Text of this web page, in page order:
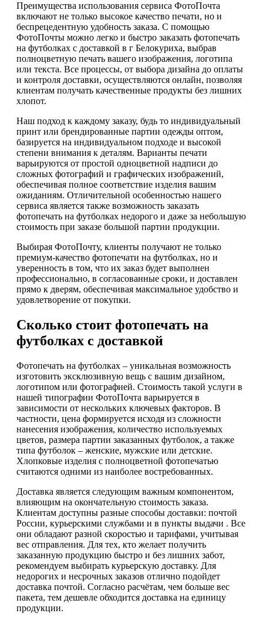
Преимущества использования сервиса ФотоПочта
включают не только высокое качество печати, но и
беспрецедентную удобность заказа. С помощью
ФотоПочты можно легко и быстро заказать фотопечать
на футболках с доставкой в г Белокуриха, выбрав
полноцветную печать вашего изображения, логотипа
или текста. Все процессы, от выбора дизайна до оплаты
и контроля доставки, осуществляются онлайн, позволяя
клиентам получать качественные продукты без лишних
хлопот.
Наш подход к каждому заказу, будь то индивидуальный
принт или брендированные партии одежды оптом,
базируется на индивидуальном подходе и высокой
степени внимания к деталям. Варианты печати
варьируются от простой одноцветной надписи до
сложных фотографий и графических изображений,
обеспечивая полное соответствие изделия вашим
ожиданиям. Отличительной особенностью нашего
сервиса является также возможность заказать
фотопечать на футболках недорого и даже за небольшую
стоимость при заказе большой партии продукции.
Выбирая ФотоПочту, клиенты получают не только
премиум-качество фотопечати на футболках, но и
уверенность в том, что их заказ будет выполнен
профессионально, в согласованные сроки, и доставлен
прямо к дверям, обеспечивая максимальное удобство и
удовлетворение от покупки.
Сколько стоит фотопечать на
футболках с доставкой
Фотопечать на футболках – уникальная возможность
изготовить эксклюзивную вещь с вашим дизайном,
логотипом или фотографией. Стоимость такой услуги в
нашей типографии ФотоПочта варьируется в
зависимости от нескольких ключевых факторов. В
частности, цена формируется исходя из сложности
нанесения изображения, количество используемых
цветов, размера партии заказанных футболок, а также
типа футболок – женские, мужские или детские.
Хлопковые изделия с полноцветной фотопечатью
считаются одними из наиболее востребованных.
Доставка является следующим важным компонентом,
влияющим на окончательную стоимость заказа.
Клиентам доступны разные способы доставки: почтой
России, курьерскими службами и в пункты выдачи . Все
они обладают разной скоростью и тарифами, учитывая
вес отправления. Для тех, кто желает получить
заказанную продукцию быстро и без лишних забот,
рекомендуем выбирать курьерскую доставку. Для
недорогих и несрочных заказов отлично подойдет
доставка почтой. Согласно расчётам, чем больше вес
пакета, тем дешевле обходится доставка на единицу
продукции.